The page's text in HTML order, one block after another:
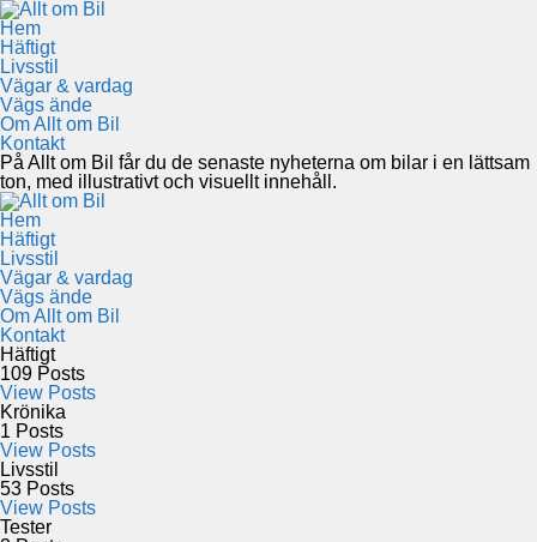
Hem
Häftigt
Livsstil
Vägar & vardag
Vägs ände
Om Allt om Bil
Kontakt
På Allt om Bil får du de senaste nyheterna om bilar i en lättsam
ton, med illustrativt och visuellt innehåll.
Hem
Häftigt
Livsstil
Vägar & vardag
Vägs ände
Om Allt om Bil
Kontakt
Häftigt
109 Posts
View Posts
Krönika
1 Posts
View Posts
Livsstil
53 Posts
View Posts
Tester